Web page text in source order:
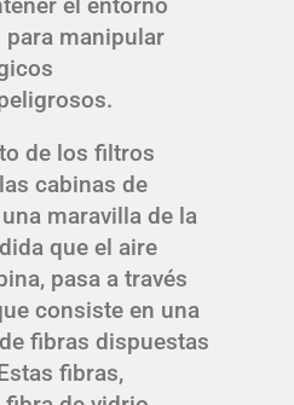
el entorno
manipular
de los filtros
cabinas de
maravilla de la
que el aire
pasa a través
consiste en una
fibras dispuestas
fibras,